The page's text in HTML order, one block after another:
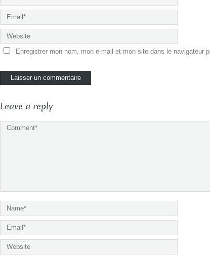
Enregistrer mon nom, mon e-mail et mon site dans le navigateur
Leave a reply